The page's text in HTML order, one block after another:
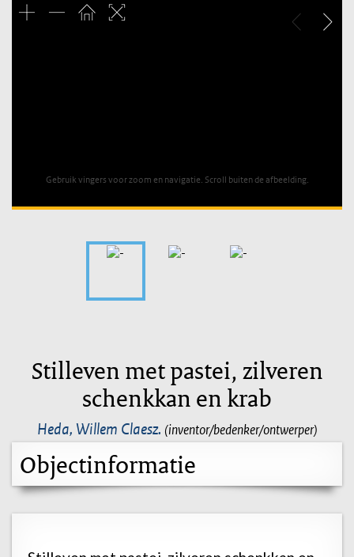
Gebruik vingers voor zoom en navigatie. Scroll buiten de afbeelding.
Stilleven met pastei, zilveren
schenkkan en krab
Heda, Willem Claesz. (inventor/bedenker/ontwerper)
Objectinformatie